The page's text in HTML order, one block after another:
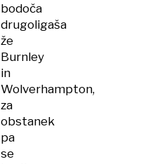
bodoča
drugoligaša
že
Burnley
in
Wolverhampton,
za
obstanek
pa
se